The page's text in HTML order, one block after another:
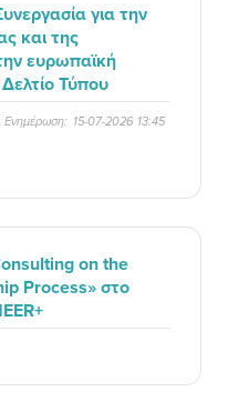
για την
και της
ευρωπαϊκή
Τύπου
Ενημέρωση: 15-07-2026 13:45
on the
Process» στο